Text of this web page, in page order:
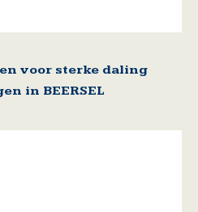
voor sterke daling
in BEERSEL